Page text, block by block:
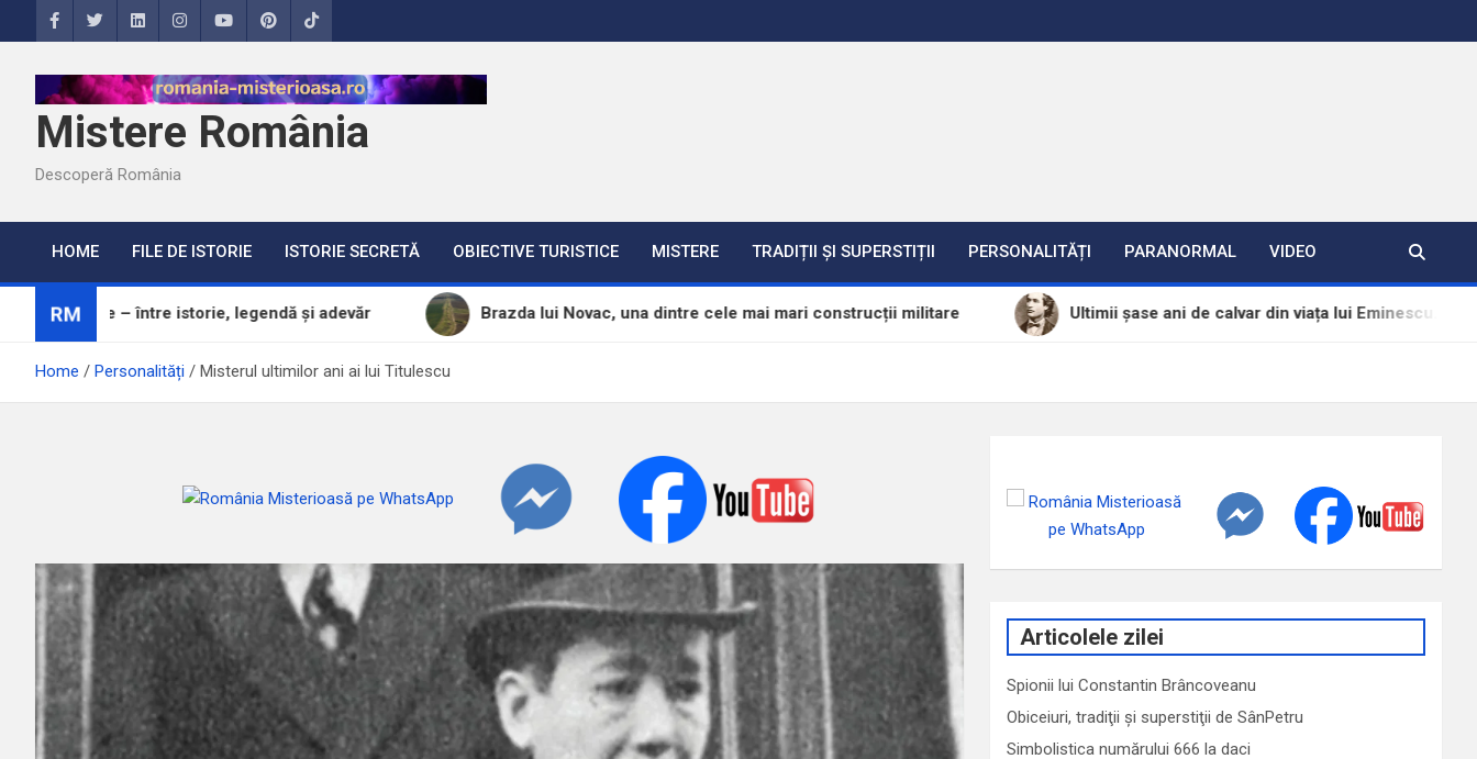
to
Mistere România
Descoperă România
HOME FILE DE ISTORIE ISTORIE SECRETĂ OBIECTIVE TURISTICE MISTERE TRADIȚII ȘI SUPERSTIȚII PERSONALITĂȚI PARANORMAL VIDEO
RM
– între istorie, legendă și adevăr Brazda lui Novac, una dintre cele mai mari construcții militare Ultimii șase ani de calvar din viața lui Eminescu. Ce l-a ucis ?
Home Personalități Misterul ultimilor ani ai lui Titulescu
Articolele zilei
Spionii lui Constantin Brâncoveanu
Obiceiuri, tradiţii şi superstiţii de SânPetru
Simbolistica numărului 666 la daci